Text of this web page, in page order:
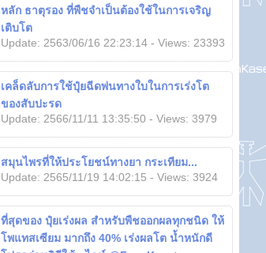
หลัก ธาตุรอง ที่พืชจำเป็นต้องใช้ในการเจริญ
เติบโต
Update: 2563/06/16 22:23:14 - Views: 23393
เคล็ดลับการใช้ปุ๋ยฉีดพ่นทางใบในการเร่งโต
ของสับปะรด
Update: 2566/11/11 13:35:50 - Views: 3979
สมุนไพรที่ให้ประโยชน์ทางยา กระเทียม...
Update: 2565/11/19 14:02:15 - Views: 3924
ที่สุดของ ปุ๋ยเร่งผล สำหรับพืชออกผลทุกชนิด ให้
โพแทสเซียม มากถึง 40% เร่งผลโต น้ำหนักดี